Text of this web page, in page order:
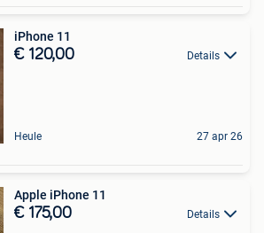
iPhone 11
€ 120,00 Details
Heule 27 apr 26
Apple iPhone 11
€ 175,00 Details